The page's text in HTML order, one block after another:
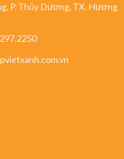
P. Thủy Dương, TX. Hương